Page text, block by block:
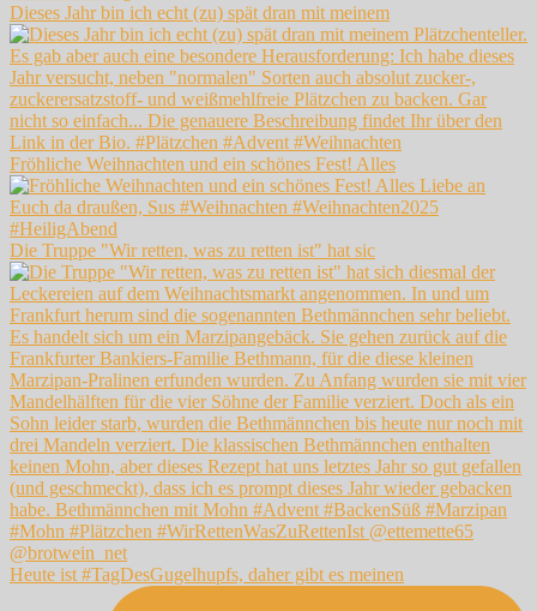
Dieses Jahr bin ich echt (zu) spät dran mit meinem
Fröhliche Weihnachten und ein schönes Fest! Alles
Die Truppe "Wir retten, was zu retten ist" hat sic
Heute ist #TagDesGugelhupfs, daher gibt es meinen